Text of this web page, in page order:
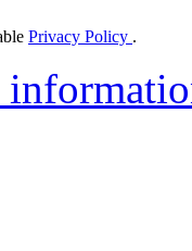
Privacy Policy .